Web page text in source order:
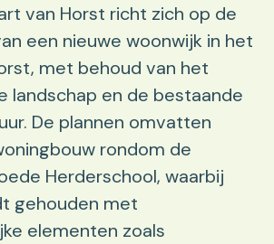
van Horst richt zich op de
een nieuwe woonwijk in het
met behoud van het
landschap en de bestaande
De plannen omvatten
rondom de
Herderschool, waarbij
gehouden met
elementen zoals